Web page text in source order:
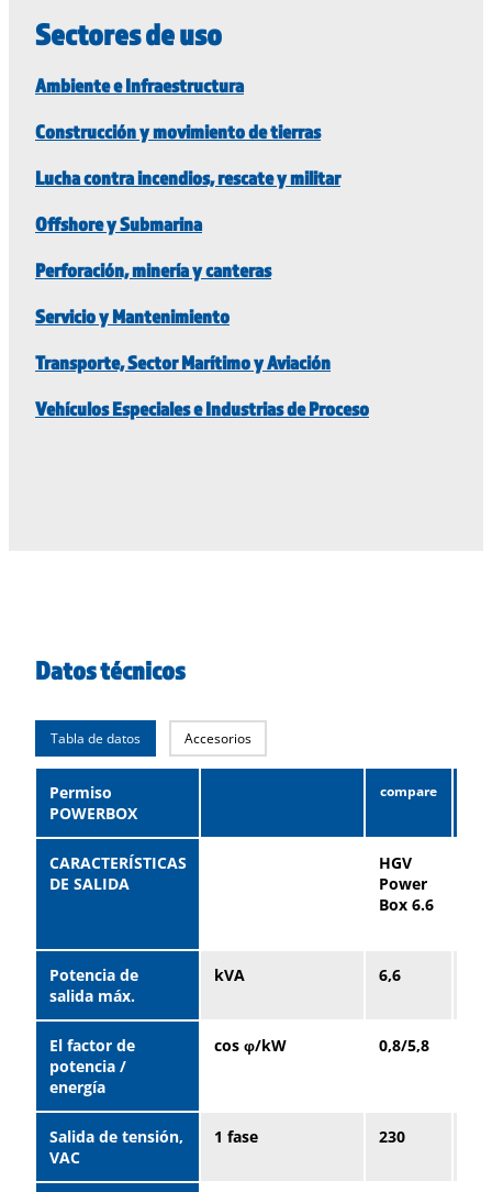
Sectores de uso
Ambiente e Infraestructura
Construcción y movimiento de tierras
Lucha contra incendios, rescate y militar
Offshore y Submarina
Perforación, minería y canteras
Servicio y Mantenimiento
Transporte, Sector Marítimo y Aviación
Vehículos Especiales e Industrias de Proceso
Datos técnicos
Tabla de datos Accesorios
Permiso
POWERBOX
CARACTERÍSTICAS
DE SALIDA
HGV
Power
Box 6.6
Potencia de
salida máx.
kVA 6,6
El factor de
potencia /
energía
cos φ/kW 0,8/5,8
Salida de tensión,
VAC
1 fase 230